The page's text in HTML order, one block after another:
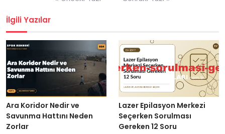
İlgili Yazılar
Ara Koridor Nedir ve
Savunma Hattını Neden
Zorlar
Lazer Epilasyon Merkezi
Seçerken Sorulması
Gereken 12 Soru